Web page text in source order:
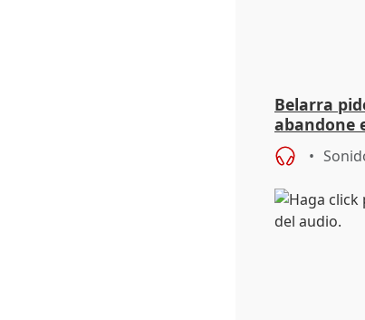
Belarra
abandone
"de